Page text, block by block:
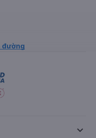
đường
keyboard_arrow_down